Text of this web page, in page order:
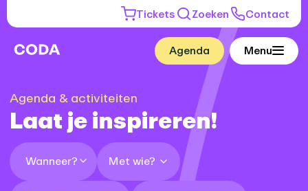
Tickets Zoeken Contact
Agenda Menu
Agenda & activiteiten
Laat je inspireren!
Wanneer? Met wie?